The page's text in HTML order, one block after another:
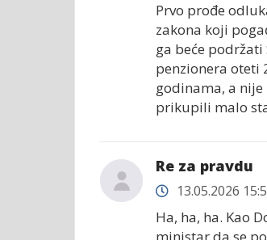
Prvo prođe
zakona koji
ga beće podržati
penzionera oteti
godinama, a
prikupili malo
Re za pravdu
13.05.2026
Ha, ha, ha. Kao